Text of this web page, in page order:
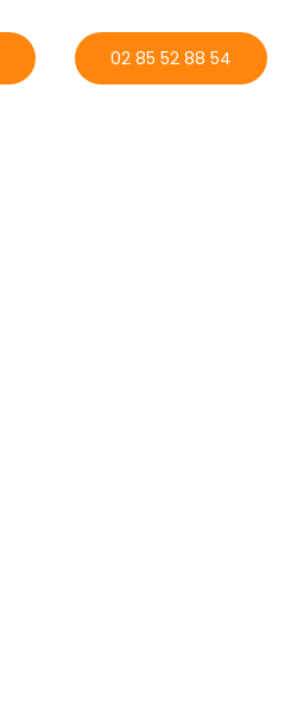
02 85 52 88 54